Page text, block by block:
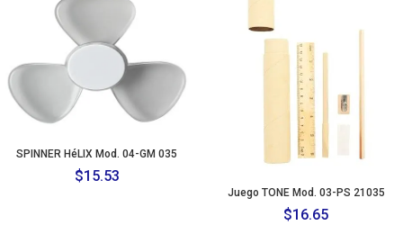
SPINNER HéLIX Mod. 04-GM 035
$15.53
Juego TONE Mod. 03-PS 21035
$16.65